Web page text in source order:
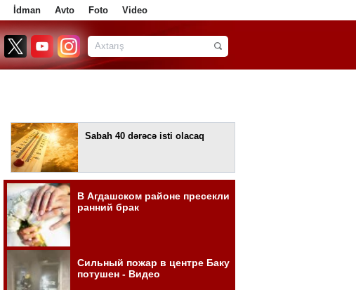
İdman Avto Foto Video
Sabah 40 dərəcə isti olacaq